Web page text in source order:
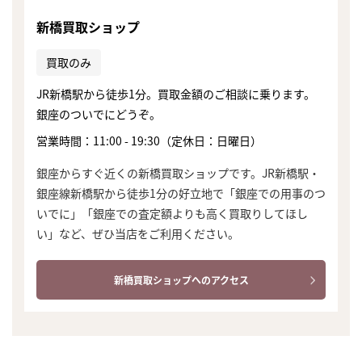
新橋買取ショップ
買取のみ
JR新橋駅から徒歩1分。買取金額のご相談に乗ります。
銀座のついでにどうぞ。
営業時間：11:00 - 19:30（定休日：日曜日）
銀座からすぐ近くの新橋買取ショップです。JR新橋駅・
銀座線新橋駅から徒歩1分の好立地で「銀座での用事のつ
いでに」「銀座での査定額よりも高く買取りしてほし
い」など、ぜひ当店をご利用ください。
新橋買取ショップへのアクセス
まずは